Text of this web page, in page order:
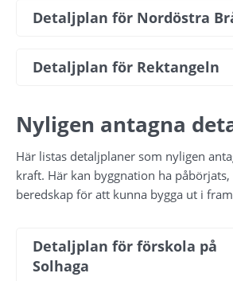
Detaljplan för Nordöstra
Detaljplan för Rektangeln
Nyligen antagna
Här listas detaljplaner som nyligen
kraft. Här kan byggnation ha
beredskap för att kunna bygga ut i
Detaljplan för förskola på
Solhaga